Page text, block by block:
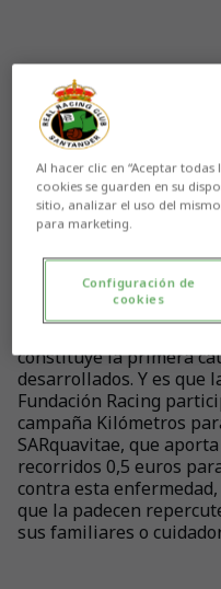
Aún no hay reacciones. ¡Sé el
Los 107 alumnos que
Real Racing Club -
posible matricularse-
constituye la primera
desarrollados. Y es que
Fundación Racing
campaña Kilómetros
SARquavitae, que
recorridos 0,5 euros
contra esta
que la padecen
sus familiares o
Al hacer clic en “Aceptar todas
cookies se guarden en su
sitio, analizar el uso del
para marketing.
Configuración de
cookies